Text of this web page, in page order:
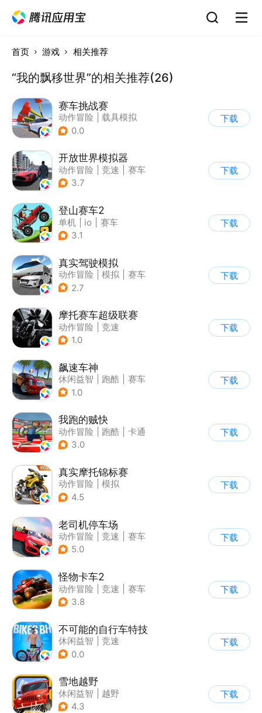
首页 游戏 相关推荐
“我的飘移世界”的相关推荐(26)
赛车挑战赛
动作冒险
载具模拟
| 汽车
0.0
下载
开放世界模拟器
动作冒险 竞速
赛车
| 开放世界
3.7
下载
登山赛车2
单机 io
赛车
| 欧美风
3.1
下载
真实驾驶模拟
动作冒险 模拟
赛车
| 漂移
2.7
下载
摩托赛车超级联赛
动作冒险
竞速
| 摩托车
1.0
下载
飙速车神
休闲益智 跑酷
赛车
| 漂移
1.0
下载
我跑的贼快
动作冒险 跑酷
卡通
3.0
下载
真实摩托锦标赛
动作冒险
模拟
| 摩托车
4.5
下载
老司机停车场
动作冒险 竞速
赛车
| 写实
5.0
下载
怪物卡车2
动作冒险 竞速
赛车
| 卡通
3.8
下载
不可能的自行车特技
休闲益智
竞速
| 自行车
0.0
下载
雪地越野
休闲益智
越野
| 横版过关
4.3
下载